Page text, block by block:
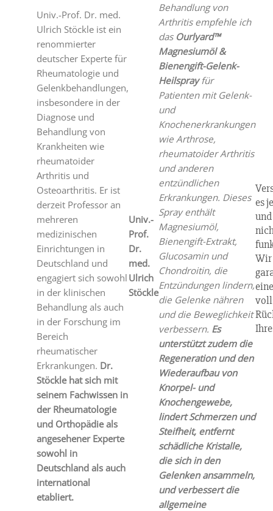
Univ.-Prof. Dr. med.
Ulrich Stöckle ist ein
renommierter
deutscher Experte für
Rheumatologie und
Gelenkbehandlungen,
insbesondere in der
Diagnose und
Behandlung von
Krankheiten wie
rheumatoider
Arthritis und
Osteoarthritis. Er ist
derzeit Professor an
mehreren
medizinischen
Einrichtungen in
Deutschland und
engagiert sich sowohl
in der klinischen
Behandlung als auch
in der Forschung im
Bereich
rheumatischer
Erkrankungen. Dr.
Stöckle hat sich mit
seinem Fachwissen in
der Rheumatologie
und Orthopädie als
angesehener Experte
sowohl in
Deutschland als auch
international
etabliert.
Univ.-
Prof.
Dr.
med.
Ulrich
Stöckle
Behandlung von
Arthritis empfehle ich
dasOurlyard™
Magnesiumöl &
Bienengift-Gelenk-
Heilsprayfür
Patienten mit Gelenk-
und
Knochenerkrankungen
wie Arthrose,
rheumatoider Arthritis
und anderen
entzündlichen
Erkrankungen. Dieses
Spray enthält
Magnesiumöl,
Bienengift-Extrakt,
Glucosamin und
Chondroitin, die
Entzündungen lindern,
die Gelenke nähren
und die Beweglichkeit
verbessern. Es
unterstützt zudem die
Regeneration und den
Wiederaufbau von
Knorpel- und
Knochengewebe,
lindert Schmerzen und
Steifheit, entfernt
schädliche Kristalle,
die sich in den
Gelenken ansammeln,
und verbessert die
allgemeine
es
Wir
eine